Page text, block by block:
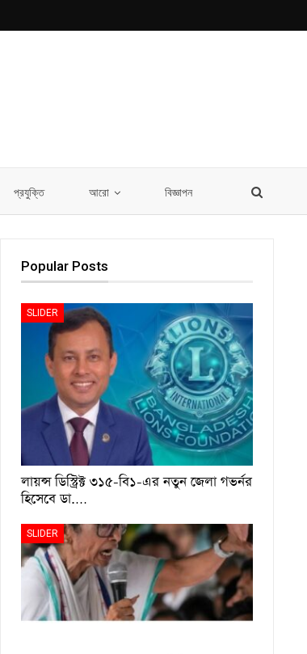
প্রযুক্তি আরো বিজ্ঞাপন
Popular Posts
SLIDER
লায়ন্স ডিস্ট্রিক্ট ৩১৫-বি১-এর নতুন জেলা গভর্নর
হিসেবে ডা.…
SLIDER